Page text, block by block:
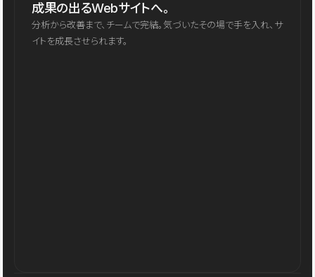
成果の出るWebサイトへ。
分析から改善まで、チームで完結。気づいたその場で手を入れ、サ
イトを成長させられます。